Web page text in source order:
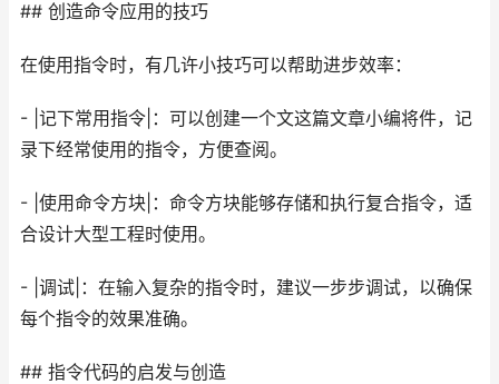
## 创造命令应用的技巧
在使用指令时，有几许小技巧可以帮助进步效率：
- |记下常用指令|：可以创建一个文这篇文章小编将件，记
录下经常使用的指令，方便查阅。
- |使用命令方块|：命令方块能够存储和执行复合指令，适
合设计大型工程时使用。
- |调试|：在输入复杂的指令时，建议一步步调试，以确保
每个指令的效果准确。
## 指令代码的启发与创造